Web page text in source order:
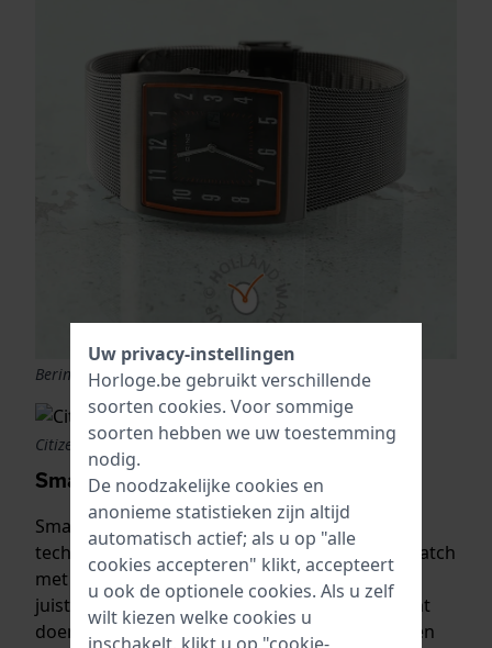
Bering radio-controlled
Citizen Promaster
Smartwatches
Smartphones maken ook gebruik van GPS
technologie. Door de koppeling van je smartwatch
met je smartphone geeft het horloge altijd de
juiste tijd weer. Maar dat is niet alles wat je kunt
doen met je smartwatch. Je ontvangt meldingen
Uw privacy-instellingen
Horloge.be gebruikt verschillende
soorten cookies. Voor sommige
soorten hebben we uw toestemming
nodig.
De noodzakelijke cookies en
anonieme statistieken zijn altijd
automatisch actief; als u op "alle
cookies accepteren" klikt, accepteert
u ook de optionele cookies. Als u zelf
wilt kiezen welke cookies u
inschakelt, klikt u op "cookie-